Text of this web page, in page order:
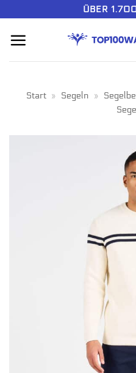
springen
ÜBER
Start » Segeln »